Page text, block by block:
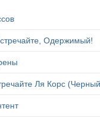
Одержимый!
Ля Корс